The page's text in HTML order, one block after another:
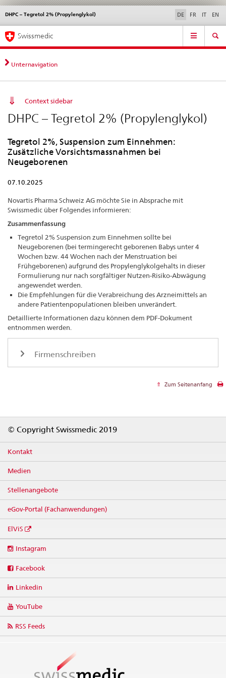
Direktnavigation
News,
Rechtsgrundlagen,
Kontakt
News & Updates Kontakt | Support & Hilfe
DHPC – Tegretol 2% (Propylenglykol)
Sprachwahl DE FR IT EN
Service
Hauptnavigation
Swissmedic
Unternavigation
Context sidebar
DHPC – Tegretol 2% (Propylenglykol)
Tegretol 2%, Suspension zum Einnehmen:
Zusätzliche Vorsichtsmassnahmen bei
Neugeborenen
07.10.2025
Novartis Pharma Schweiz AG möchte Sie in Absprache mit
Swissmedic über Folgendes informieren:
Zusammenfassung
Tegretol 2% Suspension zum Einnehmen sollte bei
Neugeborenen (bei termingerecht geborenen Babys unter 4
Wochen bzw. 44 Wochen nach der Menstruation bei
Frühgeborenen) aufgrund des Propylenglykolgehalts in dieser
Formulierung nur nach sorgfältiger Nutzen-Risiko-Abwägung
angewendet werden.
Die Empfehlungen für die Verabreichung des Arzneimittels an
andere Patientenpopulationen bleiben unverändert.
Detaillierte Informationen dazu können dem PDF-Dokument
entnommen werden.
Firmenschreiben
Zum Seitenanfang
© Copyright Swissmedic 2019
Kontakt
Medien
Stellenangebote
eGov-Portal (Fachanwendungen)
ElViS
media
Instagram
Facebook
Linkedin
YouTube
RSS Feeds